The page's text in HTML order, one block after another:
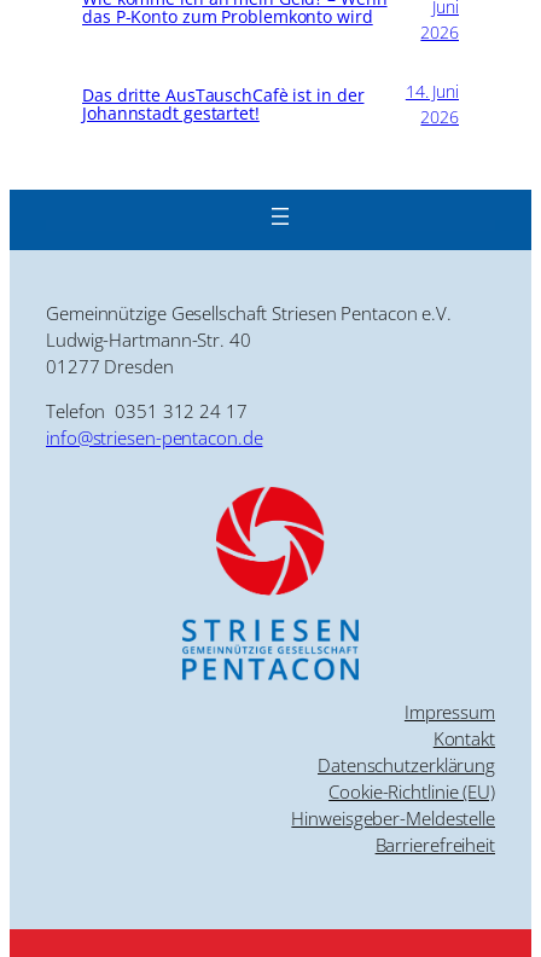
das P-Konto zum Problemkonto wird
Juni
2026
Das dritte AusTauschCafè ist in der
Johannstadt gestartet!
14. Juni
2026
Gemeinnützige Gesellschaft Striesen Pentacon e.V.
Ludwig-Hartmann-Str. 40
01277 Dresden
Telefon 0351 312 24 17
info@striesen-pentacon.de
Impressum
Kontakt
Datenschutzerklärung
Cookie-Richtlinie (EU)
Hinweisgeber-Meldestelle
Barrierefreiheit